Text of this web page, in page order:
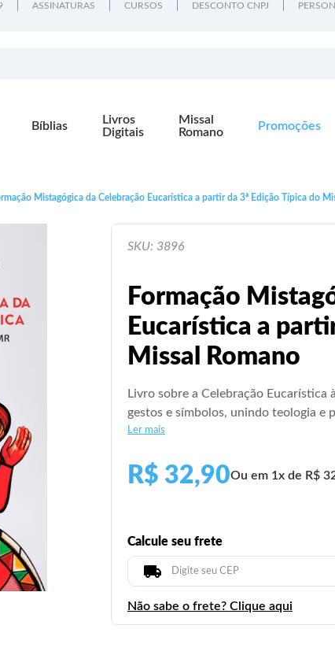
ASSINATURAS CURSOS DESCONTO CNPJ
Bíblias
Livros
Digitais
Missal
Romano
Promoções
Mistagógica da Celebração Eucarística a partir da 3ª Edição Típica do
SKU: 3896
Formação
Eucarística a
Missal Romano
Livro sobre a Celebração Eucarística
gestos e símbolos, unindo teologia e
Ler mais
R$ 32,90Ou em 1x de R$
Calcule seu frete
Não sabe o frete? Clique aqui